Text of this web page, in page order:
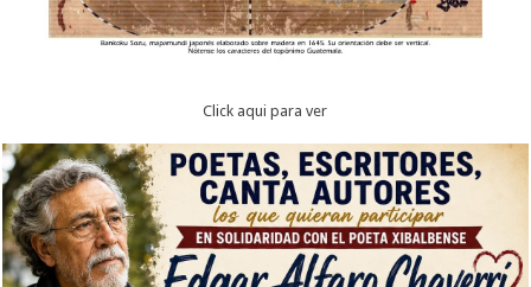
Click aqui para ver